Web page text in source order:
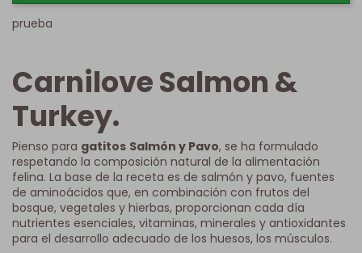
prueba
Carnilove Salmon &
Turkey.
Pienso para gatitos Salmón y Pavo, se ha formulado
respetando la composición natural de la alimentación
felina. La base de la receta es de salmón y pavo, fuentes
de aminoácidos que, en combinación con frutos del
bosque, vegetales y hierbas, proporcionan cada día
nutrientes esenciales, vitaminas, minerales y antioxidantes
para el desarrollo adecuado de los huesos, los músculos.